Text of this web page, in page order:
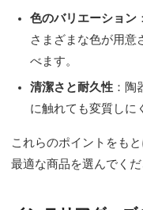
色のバリエーション
さまざまな色が用意
べます。
清潔さと耐久性 ：
に触れても変質しに
これらのポイントをも
最適な商品を選んでくだ